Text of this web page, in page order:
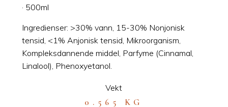
· 500ml
Ingredienser: >30% vann, 15-30% Nonjonisk
tensid, <1% Anjonisk tensid, Mikroorganism,
Kompleksdannende middel, Parfyme (Cinnamal,
Linalool), Phenoxyetanol.
Vekt
0.565 KG